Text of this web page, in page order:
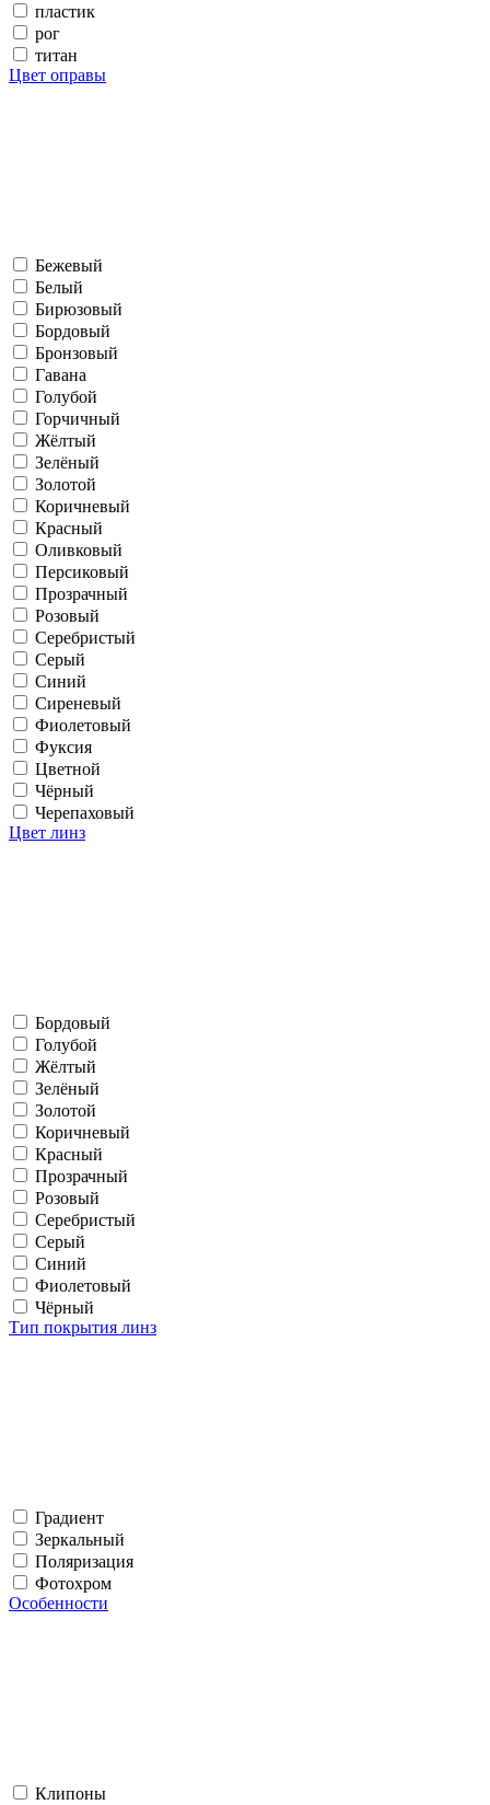
пластик
рог
титан
Цвет оправы
Бежевый
Белый
Бирюзовый
Бордовый
Бронзовый
Гавана
Голубой
Горчичный
Жёлтый
Зелёный
Золотой
Коричневый
Красный
Оливковый
Персиковый
Прозрачный
Розовый
Серебристый
Серый
Синий
Сиреневый
Фиолетовый
Фуксия
Цветной
Чёрный
Черепаховый
Цвет линз
Бордовый
Голубой
Жёлтый
Зелёный
Золотой
Коричневый
Красный
Прозрачный
Розовый
Серебристый
Серый
Синий
Фиолетовый
Чёрный
Тип покрытия линз
Градиент
Зеркальный
Поляризация
Фотохром
Особенности
Клипоны